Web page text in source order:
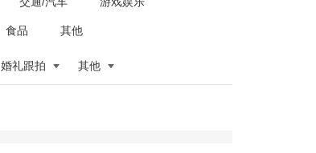
食品 其他
婚礼跟拍 其他